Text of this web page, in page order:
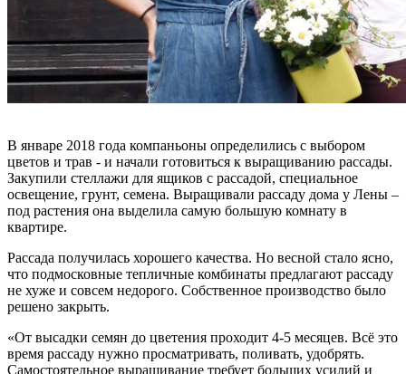
В январе 2018 года компаньоны определились с выбором
цветов и трав - и начали готовиться к выращиванию рассады.
Закупили стеллажи для ящиков с рассадой, специальное
освещение, грунт, семена. Выращивали рассаду дома у Лены –
под растения она выделила самую большую комнату в
квартире.
Рассада получилась хорошего качества. Но весной стало ясно,
что подмосковные тепличные комбинаты предлагают рассаду
не хуже и совсем недорого. Собственное производство было
решено закрыть.
«От высадки семян до цветения проходит 4-5 месяцев. Всё это
время рассаду нужно просматривать, поливать, удобрять.
Самостоятельное выращивание требует больших усилий и